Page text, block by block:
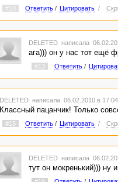
#10 Ответить/ Цитировать /
DELETED написала
ага))) он у нас тот ещё
#13 Ответить/
DELETED написала 06.02.2010 в 17:04
Классный пацанчик! Только
#15 Ответить/ Цитировать /
DELETED написала
тут он мокренький))) ну